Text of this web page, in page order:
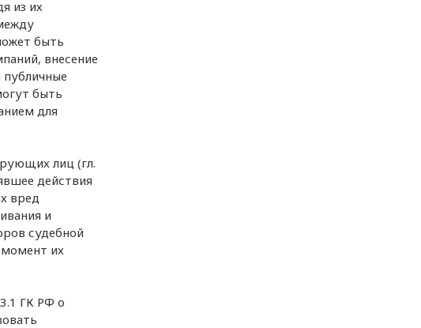
из их
быть
внесение
быть
для
лиц (гл.
действия
вред
и
судебной
момент их
ГК РФ о